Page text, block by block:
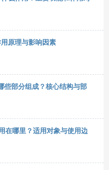
原理与影响因素
些部分组成？核心结构与部
在哪里？适用对象与使用边